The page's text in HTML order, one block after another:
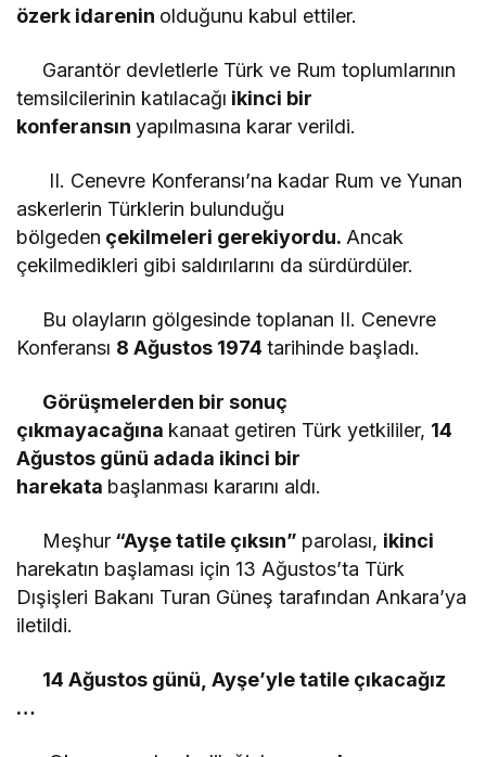
özerk idarenin olduğunu kabul ettiler.
Garantör devletlerle Türk ve Rum toplumlarının
temsilcilerinin katılacağı ikinci bir
konferansınyapılmasına karar verildi.
II. Cenevre Konferansı’na kadar Rum ve Yunan
askerlerin Türklerin bulunduğu
bölgeden çekilmeleri gerekiyordu. Ancak
çekilmedikleri gibi saldırılarını da sürdürdüler.
Bu olayların gölgesinde toplanan II. Cenevre
Konferansı 8 Ağustos 1974tarihinde başladı.
Görüşmelerden bir sonuç
çıkmayacağına kanaat getiren Türk yetkililer, 14
Ağustos günü adada ikinci bir
harekata başlanması kararını aldı.
Meşhur “Ayşe tatile çıksın” parolası, ikinci
harekatın başlaması için 13 Ağustos’ta Türk
Dışişleri Bakanı Turan Güneş tarafından Ankara’ya
iletildi.
14 Ağustos günü,Ayşe’yle tatile çıkacağız
…